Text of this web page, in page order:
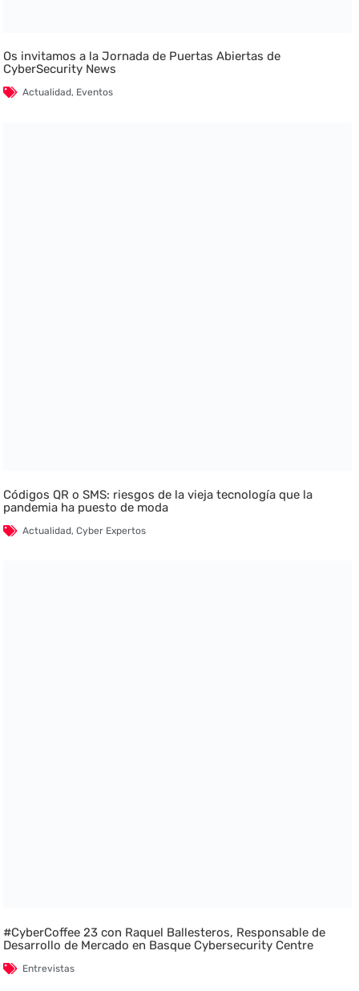
Os invitamos a la Jornada de Puertas Abiertas de
CyberSecurity News
Actualidad, Eventos
Códigos QR o SMS: riesgos de la vieja tecnología que la
pandemia ha puesto de moda
Actualidad,Cyber Expertos
#CyberCoffee 23 con Raquel Ballesteros, Responsable de
Desarrollo de Mercado en Basque Cybersecurity Centre
Entrevistas